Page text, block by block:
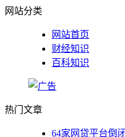
网站分类
网站首页
财经知识
百科知识
热门文章
64家网贷平台倒